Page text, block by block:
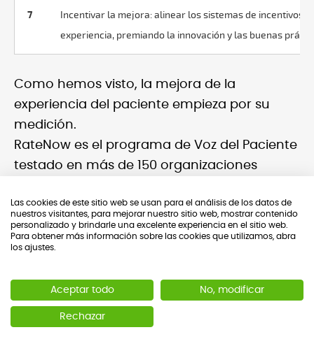
7
Incentivar la mejora: alinear los sistemas de incentivos
experiencia, premiando la innovación y las buenas
Como hemos visto, la mejora de la
experiencia del paciente empieza por su
medición.
RateNow es el programa de Voz del Paciente
testado en más de 150 organizaciones
sector salud.
¿Listo para poner al paciente en el centro de
Contáctanos y te explicamos cómo mejorar
la experiencia del paciente:
Las cookies de este sitio web se usan para el análisis de los datos de
nuestros visitantes, para mejorar nuestro sitio web, mostrar contenido
personalizado y brindarle una excelente experiencia en el sitio web.
Para obtener más información sobre las cookies que utilizamos, abra
los ajustes.
Aceptar todo No, modificar
Rechazar